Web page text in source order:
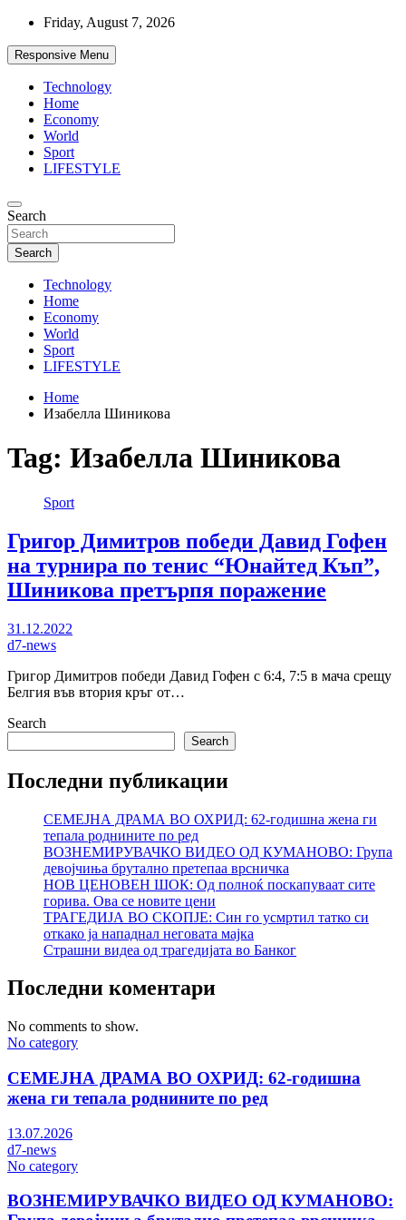
Skip
content
Friday, August 7, 2026
Responsive Menu
Technology
Home
Economy
World
Sport
LIFESTYLE
d7-news.com
News
Search
Search
Technology
Home
Economy
World
Sport
LIFESTYLE
Home
Изабелла Шиникова
Tag: Изабелла Шиникова
Sport
Григор Димитров победи Давид Гофен
на турнира по тенис “Юнайтед Къп”,
Шиникова претърпя поражение
31.12.2022
d7-news
Григор Димитров победи Давид Гофен с 6:4, 7:5 в мача срещу
Белгия във втория кръг от…
Search
Search
Последни публикации
СЕМЕЈНА ДРАМА ВО ОХРИД: 62-годишна жена ги
тепала роднините по ред
ВОЗНЕМИРУВАЧКО ВИДЕО ОД КУМАНОВО: Група
девојчиња брутално претепаа врсничка
НОВ ЦЕНОВЕН ШОК: Од полноќ поскапуваат сите
горива. Ова се новите цени
ТРАГЕДИЈА ВО СКОПЈЕ: Син го усмртил татко си
откако ја нападнал неговата мајка
Страшни видеа од трагедијата во Банког
Последни коментари
No comments to show.
No category
СЕМЕЈНА ДРАМА ВО ОХРИД: 62-годишна
жена ги тепала роднините по ред
13.07.2026
d7-news
No category
ВОЗНЕМИРУВАЧКО ВИДЕО ОД КУМАНОВО: